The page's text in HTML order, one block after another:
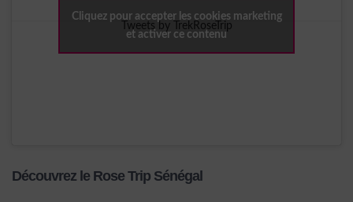
Tweets by TrekRoseTrip
Cliquez pour accepter les cookies marketing
et activer ce contenu
Découvrez le Rose Trip Sénégal